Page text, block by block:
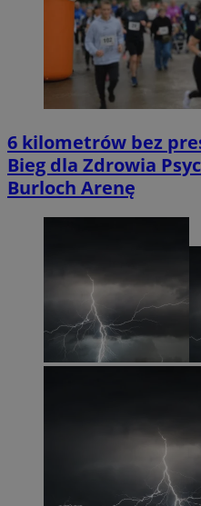
6 kilometrów bez
Bieg dla Zdrowia
Burloch Arenę